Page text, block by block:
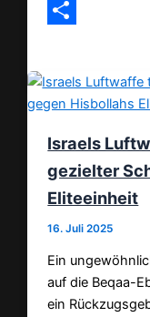
Email
Israels
gezielter
Eliteeinheit
16. Juli 2025
Ein
auf die Beqaa-
ein